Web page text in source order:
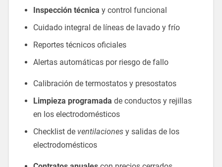
Inspección técnica y control funcional
Cuidado integral de líneas de lavado y frío
Reportes técnicos oficiales
Alertas automáticas por riesgo de fallo
Calibración de termostatos y presostatos
Limpieza programada de conductos y rejillas
en los electrodomésticos
Checklist de ventilacionesy salidas de los
electrodomésticos